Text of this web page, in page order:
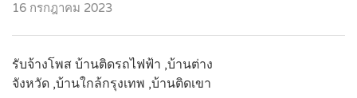
16 กรกฎาคม 2023
รับจ้างโพส บ้านติดรถไฟฟ้า ,บ้านต่าง
จังหวัด ,บ้านใกล้กรุงเทพ ,บ้านติดเขา